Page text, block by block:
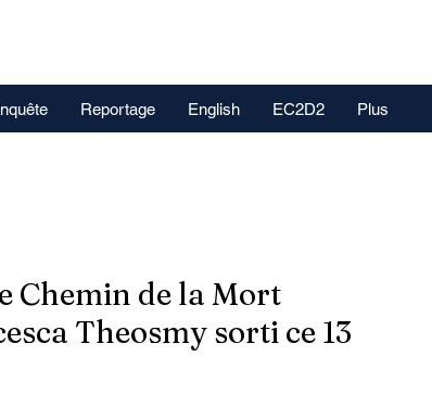
Reportage English EC2D2 Plus
Chemin de la Mort
Theosmy sorti ce 13